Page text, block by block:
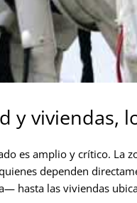
y viviendas,
es amplio y crítico. La
dependen
hasta las viviendas